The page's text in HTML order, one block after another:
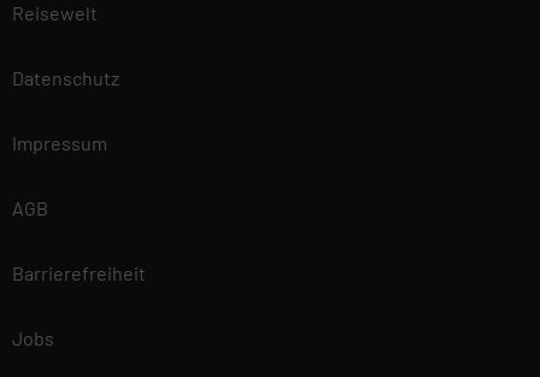
Reisewelt
Datenschutz
Impressum
AGB
Barrierefreiheit
Jobs